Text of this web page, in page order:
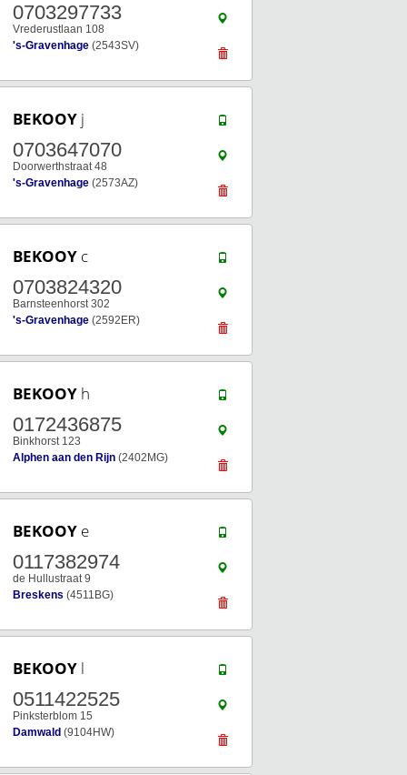
0703297733
Vrederustlaan 108
's-Gravenhage (2543SV)
BEKOOY j
0703647070
Doorwerthstraat 48
's-Gravenhage (2573AZ)
BEKOOY c
0703824320
Barnsteenhorst 302
's-Gravenhage (2592ER)
BEKOOY h
0172436875
Binkhorst 123
Alphen aan den Rijn (2402MG)
BEKOOY e
0117382974
de Hullustraat 9
Breskens (4511BG)
BEKOOY l
0511422525
Pinksterblom 15
Damwald (9104HW)